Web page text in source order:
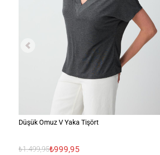
Düşük Omuz V Yaka Tişört
₺1.499,95₺999,95